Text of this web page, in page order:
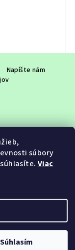
súbory
Viac
Súhlasím
Napíšte nám